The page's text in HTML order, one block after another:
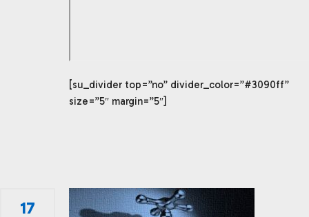
[su_divider top=”no” divider_color=”#3090ff”
size=”5″ margin=”5″]
17